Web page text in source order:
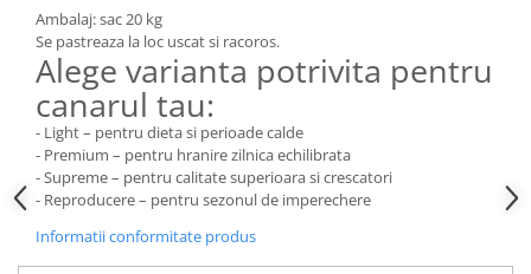
Ambalaj: sac 20 kg
Se pastreaza la loc uscat si racoros.
Alege varianta potrivita pentru
canarul tau:
- Light – pentru dieta si perioade calde
- Premium – pentru hranire zilnica echilibrata
- Supreme – pentru calitate superioara si crescatori
- Reproducere – pentru sezonul de imperechere
Informatii conformitate produs